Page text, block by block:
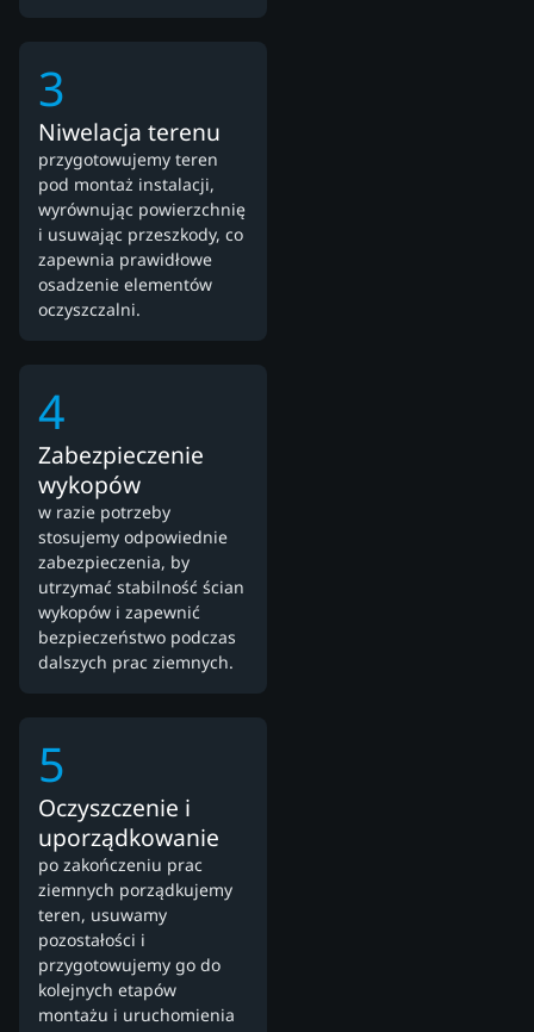
3
Niwelacja terenu
przygotowujemy teren
pod montaż instalacji,
wyrównując powierzchnię
i usuwając przeszkody, co
zapewnia prawidłowe
osadzenie elementów
oczyszczalni.
4
Zabezpieczenie
wykopów
w razie potrzeby
stosujemy odpowiednie
zabezpieczenia, by
utrzymać stabilność ścian
wykopów i zapewnić
bezpieczeństwo podczas
dalszych prac ziemnych.
5
Oczyszczenie i
uporządkowanie
po zakończeniu prac
ziemnych porządkujemy
teren, usuwamy
pozostałości i
przygotowujemy go do
kolejnych etapów
montażu i uruchomienia